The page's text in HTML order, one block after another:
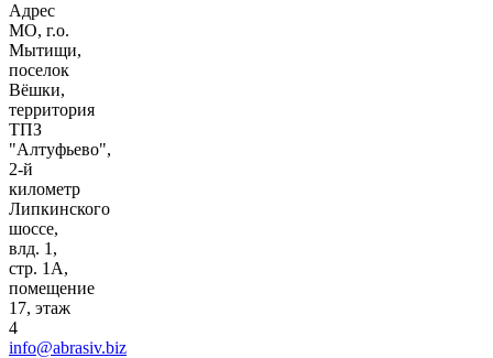
Адрес
МО, г.о.
Мытищи,
поселок
Вёшки,
территория
ТПЗ
"Алтуфьево",
2-й
километр
Липкинского
шоссе,
влд. 1,
стр. 1A,
помещение
17, этаж
4
info@abrasiv.biz